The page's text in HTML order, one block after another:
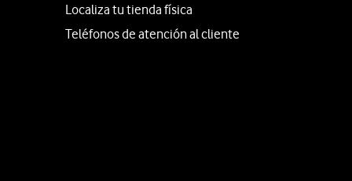
Localiza tu tienda física
Teléfonos de atención al cliente